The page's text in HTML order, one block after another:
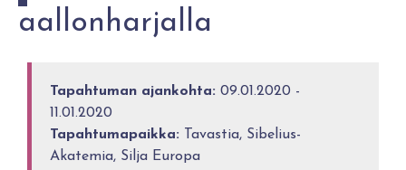
aallonharjalla
Tapahtuman ajankohta: 09.01.2020 -
11.01.2020
Tapahtumapaikka: Tavastia, Sibelius-
Akatemia, Silja Europa